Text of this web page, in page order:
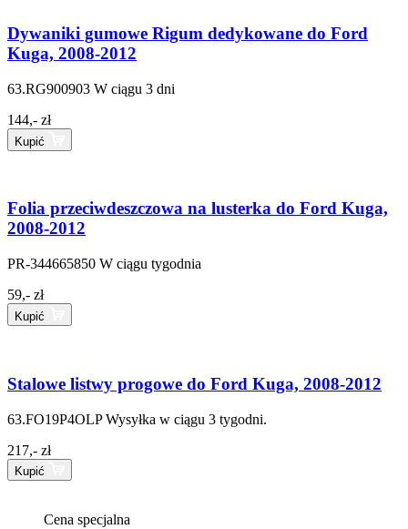
Dywaniki gumowe Rigum dedykowane do Ford
Kuga, 2008-2012
63.RG900903 W ciągu 3 dni
144,- zł
Kupić
Folia przeciwdeszczowa na lusterka do Ford Kuga,
2008-2012
PR-344665850 W ciągu tygodnia
59,- zł
Kupić
Stalowe listwy progowe do Ford Kuga, 2008-2012
63.FO19P4OLP Wysyłka w ciągu 3 tygodni.
217,- zł
Kupić
Cena specjalna